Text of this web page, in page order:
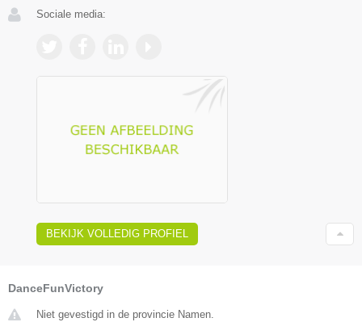
Sociale media:
BEKIJK VOLLEDIG PROFIEL
DanceFunVictory
Niet gevestigd in de provincie Namen.